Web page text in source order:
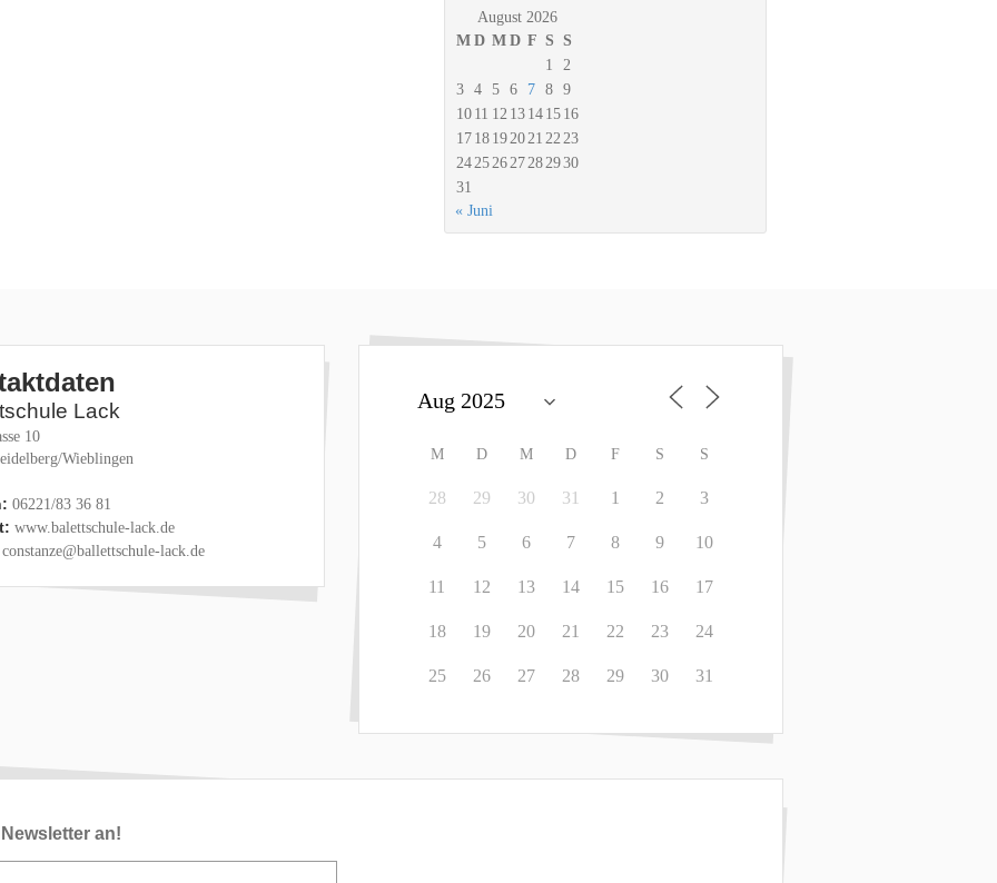
August 2026
M D M D F S S
1
2
3
4 5 6 7 8
9
10 11 12 13 14 15 16
17 18 192021 2223
24252627282930
31
« Juni
Lack
10
Wieblingen
06221/83 36 81
www.balettschule-lack.de
lack.de
M D M D F S S
28 29 30 31 1 2 3
4 5 6 7 8 9 10
11 12 13 14 15 16 17
18 19 20 21 22 23 24
25 26 27 28 29 30 31
an!